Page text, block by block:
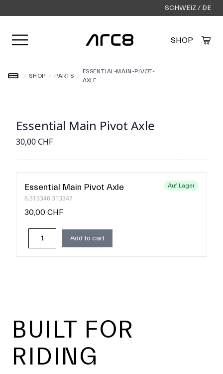
SCHWEIZ / DE
Menü öffnen SHOP
/ SHOP / PARTS /
ESSENTIAL-MAIN-PIVOT-
AXLE
Essential Main Pivot Axle
30,00 CHF
Essential Main Pivot Axle
6.313346.313347
Auf Lager
30,00 CHF
Add to cart
BUILT FOR
RIDING